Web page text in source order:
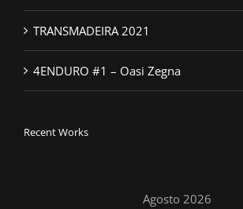
TRANSMADEIRA 2021
4ENDURO #1 – Oasi Zegna
Recent Works
Agosto 2026